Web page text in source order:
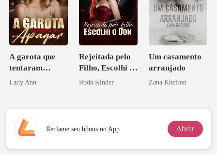
A garota que
tentaram
apagar
Lady Ann
Rejeitada pelo
Filho, Escolhi o
Don
Roda Kinder
Um casamento
arranjado
Zana Kheiron
Reclame seu bônus no App Abrir